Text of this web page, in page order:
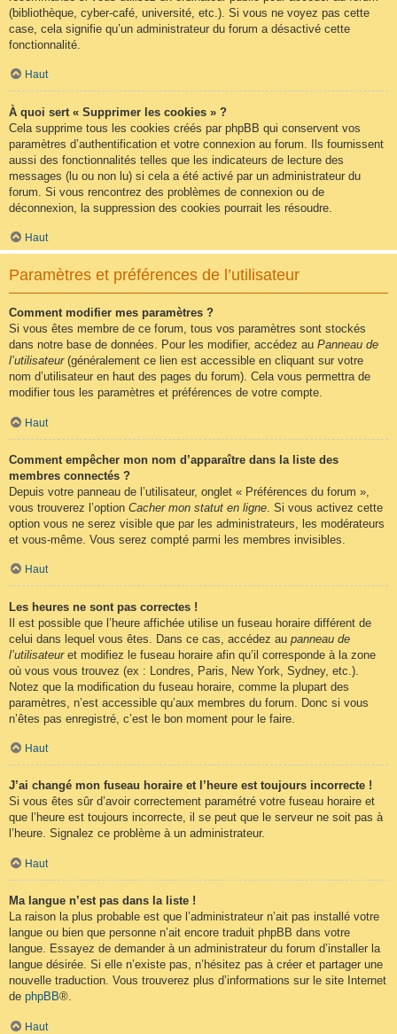
(bibliothèque, cyber-café, université, etc.). Si vous ne voyez pas cette
case, cela signifie qu’un administrateur du forum a désactivé cette
fonctionnalité.
Haut
À quoi sert « Supprimer les cookies » ?
Cela supprime tous les cookies créés par phpBB qui conservent vos
paramètres d’authentification et votre connexion au forum. Ils fournissent
aussi des fonctionnalités telles que les indicateurs de lecture des
messages (lu ou non lu) si cela a été activé par un administrateur du
forum. Si vous rencontrez des problèmes de connexion ou de
déconnexion, la suppression des cookies pourrait les résoudre.
Haut
Paramètres et préférences de l’utilisateur
Comment modifier mes paramètres ?
Si vous êtes membre de ce forum, tous vos paramètres sont stockés
dans notre base de données. Pour les modifier, accédez au Panneau de
l’utilisateur(généralement ce lien est accessible en cliquant sur votre
nom d’utilisateur en haut des pages du forum). Cela vous permettra de
modifier tous les paramètres et préférences de votre compte.
Haut
Comment empêcher mon nom d’apparaître dans la liste des
membres connectés ?
Depuis votre panneau de l’utilisateur, onglet « Préférences du forum »,
vous trouverez l’option Cacher mon statut en ligne . Si vous activez cette
option vous ne serez visible que par les administrateurs, les modérateurs
et vous-même. Vous serez compté parmi les membres invisibles.
Haut
Les heures ne sont pas correctes !
Il est possible que l’heure affichée utilise un fuseau horaire différent de
celui dans lequel vous êtes. Dans ce cas, accédez au panneau de
l’utilisateuret modifiez le fuseau horaire afin qu’il corresponde à la zone
où vous vous trouvez (ex : Londres, Paris, New York, Sydney, etc.).
Notez que la modification du fuseau horaire, comme la plupart des
paramètres, n’est accessible qu’aux membres du forum. Donc si vous
n’êtes pas enregistré, c’est le bon moment pour le faire.
Haut
J’ai changé mon fuseau horaire et l’heure est toujours incorrecte !
Si vous êtes sûr d’avoir correctement paramétré votre fuseau horaire et
que l’heure est toujours incorrecte, il se peut que le serveur ne soit pas à
l’heure. Signalez ce problème à un administrateur.
Haut
Ma langue n’est pas dans la liste !
La raison la plus probable est que l’administrateur n’ait pas installé votre
langue ou bien que personne n’ait encore traduit phpBB dans votre
langue. Essayez de demander à un administrateur du forum d’installer la
langue désirée. Si elle n’existe pas, n’hésitez pas à créer et partager une
nouvelle traduction. Vous trouverez plus d’informations sur le site Internet
de phpBB®.
Haut